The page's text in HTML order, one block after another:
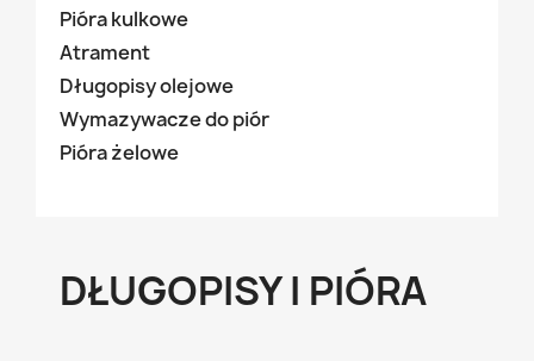
Pióra kulkowe
Atrament
Długopisy olejowe
Wymazywacze do piór
Pióra żelowe
DŁUGOPISY I PIÓRA